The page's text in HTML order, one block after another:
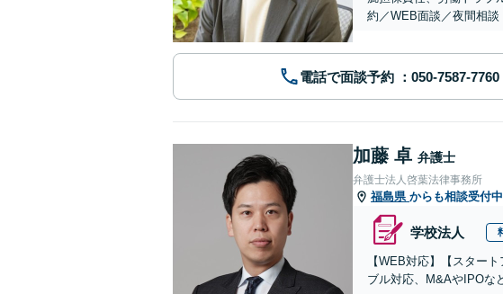
約／WEB面談／夜間相談
電話で面談予約
加藤 卓 弁護士
弁護士法人啓葉法律事務所
福島県 からも相談受付中
学校法人
【WEB対応】【スター
ブル対応、M&AやIPOな